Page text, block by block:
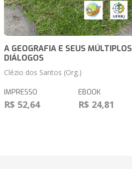
A GEOGRAFIA E SEUS MÚLTIPLOS
DIÁLOGOS
Clézio dos Santos (Org.)
IMPRESSO
R$ 52,64
EBOOK
R$ 24,81